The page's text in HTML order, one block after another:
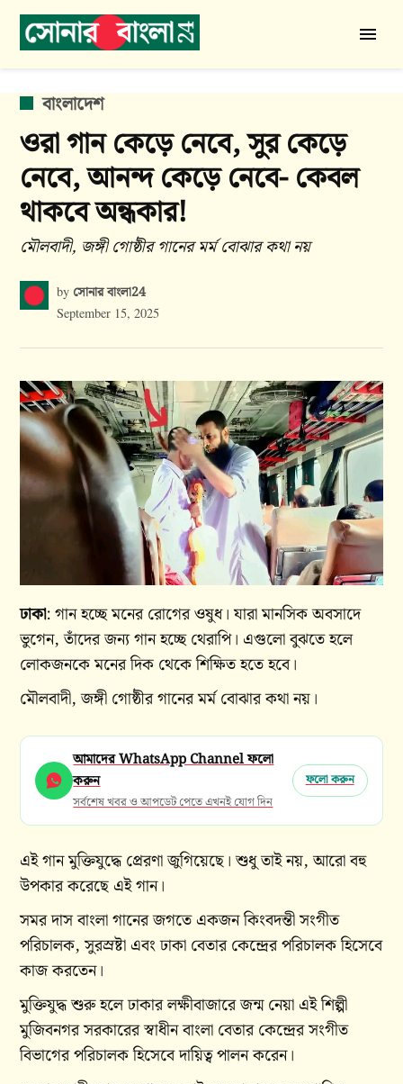
Skip
বাংলা
24
POSTED
বাংলাদেশ
ওরা গান কেড়ে নেবে, সুর কেড়ে
নেবে, আনন্দ কেড়ে নেবে- কেবল
থাকবে অন্ধকার!
মৌলবাদী, জঙ্গী গোষ্ঠীর গানের মর্ম বোঝার কথা নয়
by সোনার বাংলা24
September 15, 2025
ঢাকা: গান হচ্ছে মনের রোগের ওষুধ। যারা মানসিক অবসাদে
ভুগেন, তাঁদের জন্য গান হচ্ছে থেরাপি। এগুলো বুঝতে হলে
লোকজনকে মনের দিক থেকে শিক্ষিত হতে হবে।
মৌলবাদী, জঙ্গী গোষ্ঠীর গানের মর্ম বোঝার কথা নয়।
আমাদের WhatsApp Channel ফলো
করুন
সর্বশেষ খবর ও আপডেট পেতে এখনই যোগ দিন
ফলো করুন
এই গান মুক্তিযুদ্ধে প্রেরণা জুগিয়েছে। শুধু তাই নয়, আরো বহু
উপকার করেছে এই গান।
সমর দাস বাংলা গানের জগতে একজন কিংবদন্তী সংগীত
পরিচালক, সুরস্রষ্টা এবং ঢাকা বেতার কেন্দ্রের পরিচালক হিসেবে
কাজ করতেন।
মুক্তিযুদ্ধ শুরু হলে ঢাকার লক্ষীবাজারে জন্ম নেয়া এই শিল্পী
মুজিবনগর সরকারের স্বাধীন বাংলা বেতার কেন্দ্রের সংগীত
বিভাগের পরিচালক হিসেবে দায়িত্ব পালন করেন।